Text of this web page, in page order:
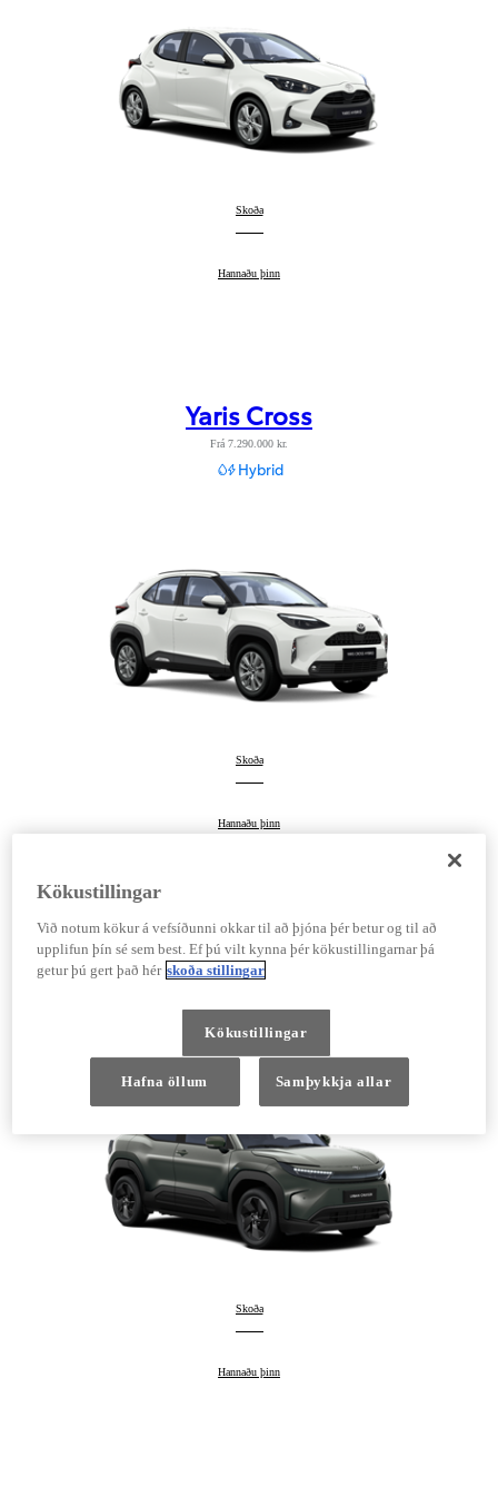
Yaris:
Skoða
Yaris:
Hannaðu þinn
Yaris Cross
Frá 7.290.000 kr.
Hybrid
Yaris Cross
Skoða
Yaris Cross:
Hannaðu þinn
Urban Cruiser
Urban Cruiser
Skoða
Urban Cruiser
Hannaðu þinn
Kökustillingar
Við notum kökur á vefsíðunni okkar til að þjóna þér betur og til að
upplifun þín sé sem best. Ef þú vilt kynna þér kökustillingarnar þá
getur þú gert það hér skoða stillingar
Kökustillingar
Hafna öllum Samþykkja allar